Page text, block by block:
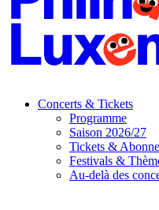
Concerts & Tickets
Programme
Saison 2026/27
Tickets &
Festivals &
Au-delà des